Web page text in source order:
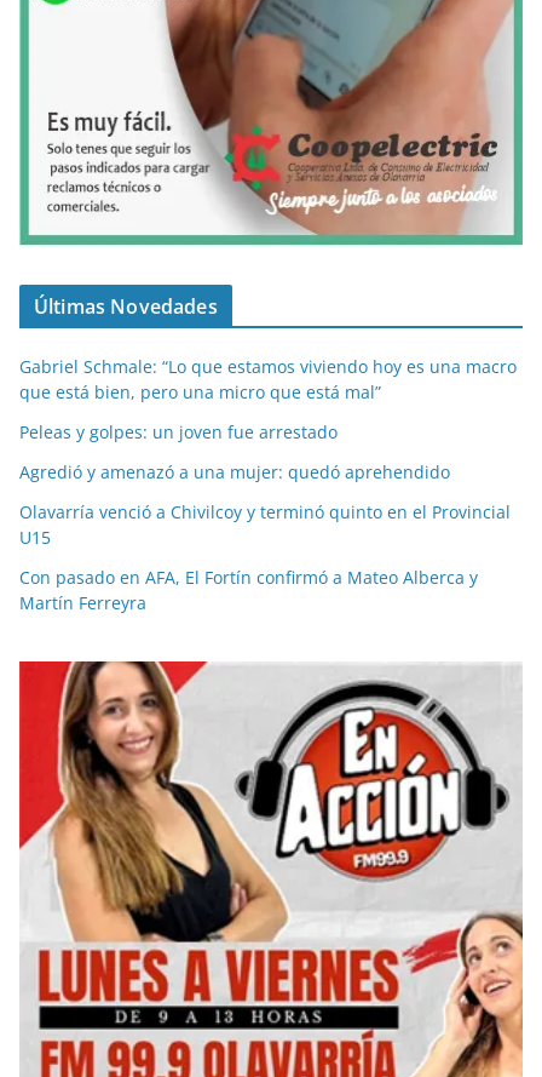
Últimas Novedades
Gabriel Schmale: “Lo que estamos viviendo hoy es una macro
que está bien, pero una micro que está mal”
Peleas y golpes: un joven fue arrestado
Agredió y amenazó a una mujer: quedó aprehendido
Olavarría venció a Chivilcoy y terminó quinto en el Provincial
U15
Con pasado en AFA, El Fortín confirmó a Mateo Alberca y
Martín Ferreyra